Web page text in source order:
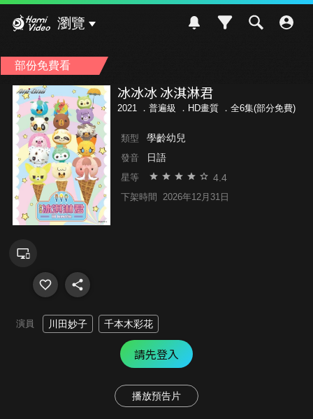
瀏覽
部份免費看
冰冰冰 冰淇淋君
2021 ． 普遍級 ．HD畫質 ．全6集(部分免費)
類型 學齡幼兒
發音 日語
星等 4.4
下架時間 2026年12月31日
演員 川田妙子 千本木彩花
請先登入
播放預告片